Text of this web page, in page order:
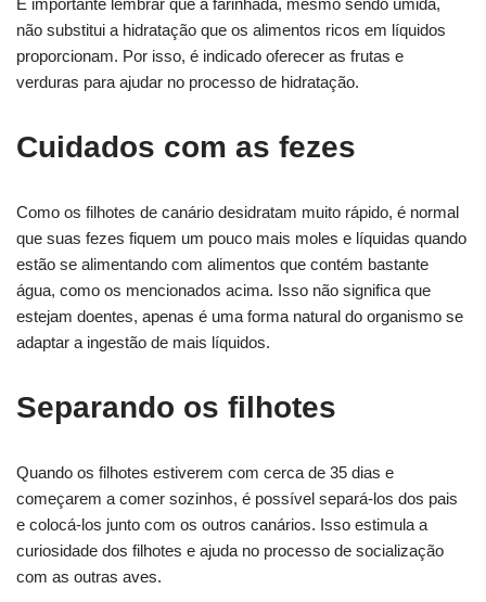
É importante lembrar que a farinhada, mesmo sendo úmida,
não substitui a hidratação que os alimentos ricos em líquidos
proporcionam. Por isso, é indicado oferecer as frutas e
verduras para ajudar no processo de hidratação.
Cuidados com as fezes
Como os filhotes de canário desidratam muito rápido, é normal
que suas fezes fiquem um pouco mais moles e líquidas quando
estão se alimentando com alimentos que contém bastante
água, como os mencionados acima. Isso não significa que
estejam doentes, apenas é uma forma natural do organismo se
adaptar a ingestão de mais líquidos.
Separando os filhotes
Quando os filhotes estiverem com cerca de 35 dias e
começarem a comer sozinhos, é possível separá-los dos pais
e colocá-los junto com os outros canários. Isso estimula a
curiosidade dos filhotes e ajuda no processo de socialização
com as outras aves.